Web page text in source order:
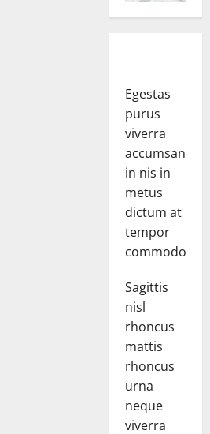
Egestas
purus
viverra
accumsan
in nis in
metus
dictum at
tempor
commodo.
Sagittis
nisl
rhoncus
mattis
rhoncus
urna
neque
viverra